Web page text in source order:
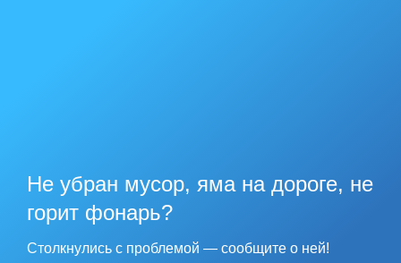
Не убран мусор, яма на дороге, не
горит фонарь?
Столкнулись с проблемой — сообщите о ней!